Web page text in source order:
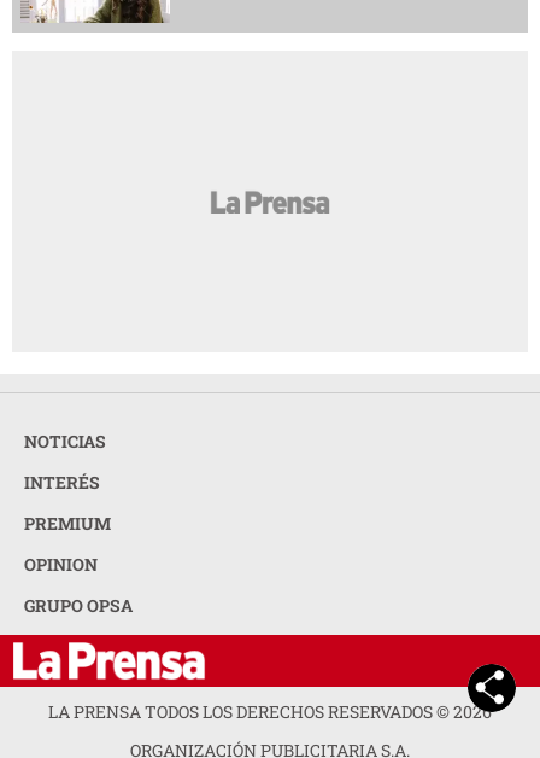
NOTICIAS
INTERÉS
PREMIUM
OPINION
GRUPO OPSA
LA PRENSA TODOS LOS DERECHOS RESERVADOS ©2026
ORGANIZACIÓN PUBLICITARIA S.A.